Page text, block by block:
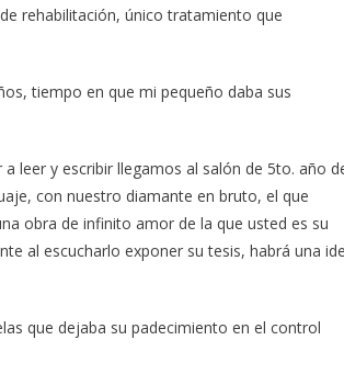
rehabilitación, único tratamiento que
tiempo en que mi pequeño daba sus
leer y escribir llegamos al salón de 5to. año
con nuestro diamante en bruto, el que
obra de infinito amor de la que usted es su
al escucharlo exponer su tesis, habrá una
que dejaba su padecimiento en el control